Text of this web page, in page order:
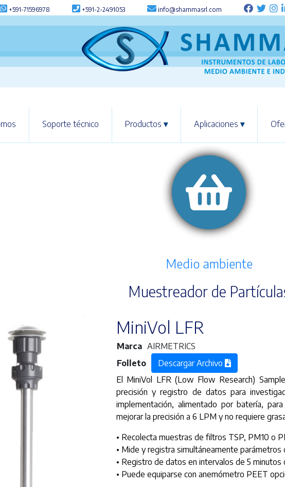
+591-71596978 +591-2-2491053 info@shammasrl.com
Soporte técnico Productos ▾ Aplicaciones ▾
Medio ambiente
Muestreador de
MiniVol LFR
Marca AIRMETRICS
Folleto
Descargar Archivo
El MiniVol LFR (Low Flow Research)
precisión y registro de datos para
implementación, alimentado por batería,
mejorar la precisión a 6 LPM y no requiere
• Recolecta muestras de filtros TSP, PM10 o
• Mide y registra simultáneamente
• Registro de datos en intervalos de 5 minutos
• Puede equiparse con anemómetro PEET